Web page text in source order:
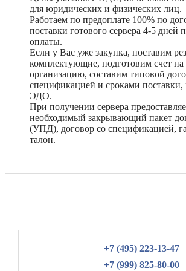
для юридических и физических лиц.
Работаем по предоплате 100% по
поставки готового сервера 4-5 дней
оплаты.
Если у Вас уже закупка, поставим
комплектующие, подготовим счет
организацию, составим типовой
спецификацией и сроками
ЭДО.
При получении сервера
необходимый закрывающий пакет
(УПД), договор со спецификацией,
талон.
+7 (495) 223-13-47
+7 (999) 825-80-00